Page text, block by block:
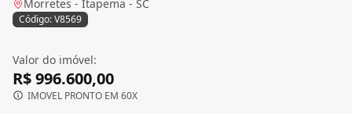
Morretes - Itapema - SC
Código: V8569
Valor do imóvel:
R$ 996.600,00
IMOVEL PRONTO EM 60X